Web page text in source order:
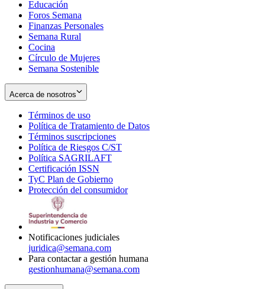
window
new
window
Educación
Foros Semana
Finanzas Personales
Semana Rural
Cocina
Círculo de Mujeres
Semana Sostenible
Acerca de nosotros
Términos de uso
in
new
window
Política de Tratamiento de Datos
Términos suscripciones
in
Política de Riesgos C/ST
Política SAGRILAFT
new
window
Certificación ISSN
in
new
TyC Plan de Gobierno
in
Protección del consumidorOpens
Notificaciones judiciales
juridica@semana.com
Para contactar a gestión humana
gestionhumana@semana.com